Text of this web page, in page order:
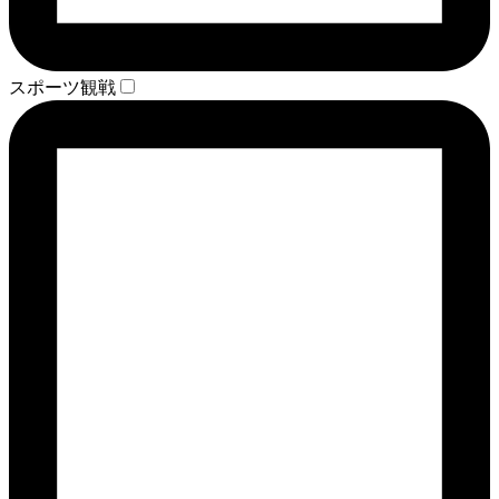
スポーツ観戦